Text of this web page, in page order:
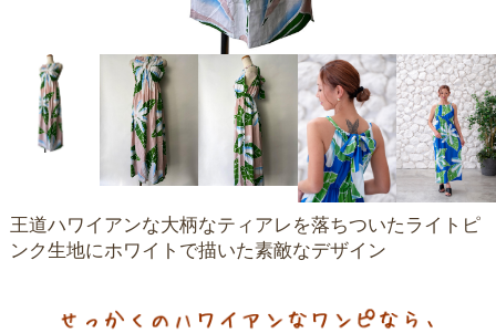
王道ハワイアンな大柄なティアレを落ちついたライトピ
ンク生地にホワイトで描いた素敵なデザイン